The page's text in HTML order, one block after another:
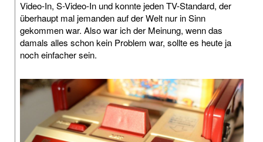
Video-In, S-Video-In und konnte jeden TV-Standard, der
überhaupt mal jemanden auf der Welt nur in Sinn
gekommen war. Also war ich der Meinung, wenn das
damals alles schon kein Problem war, sollte es heute ja
noch einfacher sein.